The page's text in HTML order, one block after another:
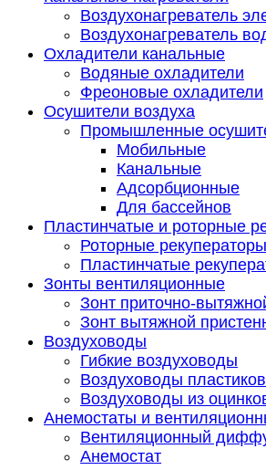
Воздухонагреватель
Воздухонагреватель
Охладители канальные
Водяные охладители
Фреоновые охладители
Осушители воздуха
Промышленные
Мобильные
Канальные
Адсорбционные
Для бассейнов
Пластинчатые и роторные
Роторные рекуператоры
Пластинчатые
Зонты вентиляционные
Зонт приточно-
Зонт вытяжной
Воздуховоды
Гибкие воздуховоды
Воздуховоды
Воздуховоды из
Анемостаты и
Вентиляционный
Анемостат